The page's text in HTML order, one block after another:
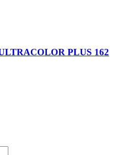
PLUS 162